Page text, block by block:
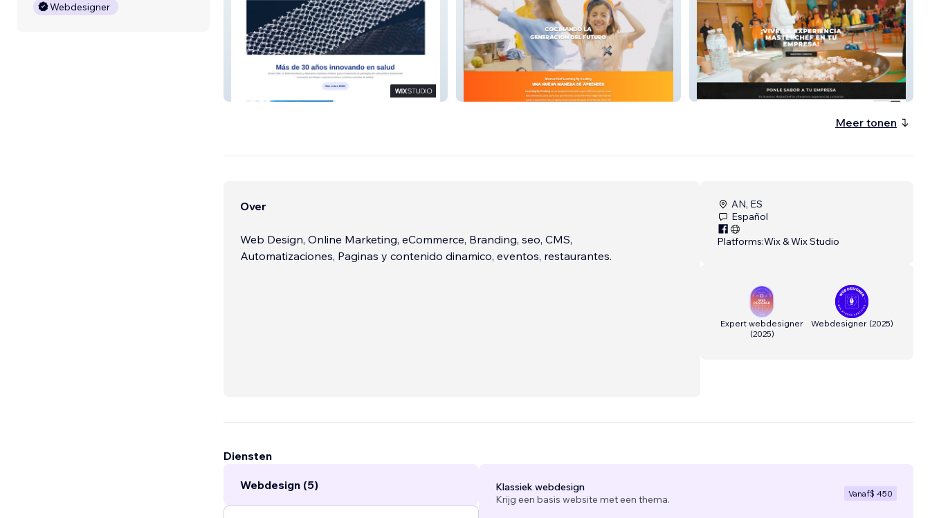
Webdesigner
Fabricante De Producto Sanitario Learning By Cooking Eventos MasterChef
Meer tonen
Over
Web Design, Online Marketing, eCommerce, Branding, seo, CMS,
Automatizaciones, Paginas y contenido dinamico, eventos, restaurantes.
AN, ES
Español
Platforms:Wix & Wix Studio
Expert webdesigner
(2025)
Webdesigner(2025)
Diensten
Webdesign (5)
Klassiek webdesign
Krijg een basis website met een thema.
Vanaf$ 450